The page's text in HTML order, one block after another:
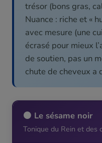
trésor (bons gras,
Nuance : riche et «
avec mesure (une
écrasé pour mieux
de soutien, pas un
chute de cheveux a
⚫ Le sésame noir
Tonique du Rein et des